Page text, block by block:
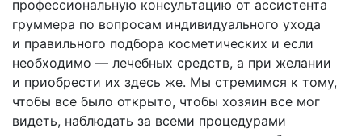
профессиональную консультацию от ассистента
груммера по вопросам индивидуального ухода
и правильного подбора косметических и если
необходимо — лечебных средств, а при желании
и приобрести их здесь же. Мы стремимся к тому,
чтобы все было открыто, чтобы хозяин все мог
видеть, наблюдать за всеми процедурами